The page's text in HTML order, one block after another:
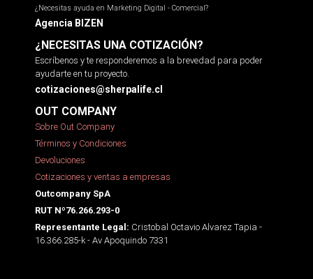
¿Necesitas ayuda en Marketing Digital - Comercial?
Agencia BIZEN
¿NECESITAS UNA COTIZACIÓN?
Escríbenos y te responderemos a la brevedad para poder
ayudarte en tu proyecto.
cotizaciones@sherpalife.cl
OUT COMPANY
Sobre Out Company
Términos y Condiciones
Devoluciones
Cotizaciones y ventas a empresas
Outcompany SpA
RUT Nº76.266.293-0
Representante Legal: Cristobal Octavio Alvarez Tapia -
16.366.285-k - Av Apoquindo 7331